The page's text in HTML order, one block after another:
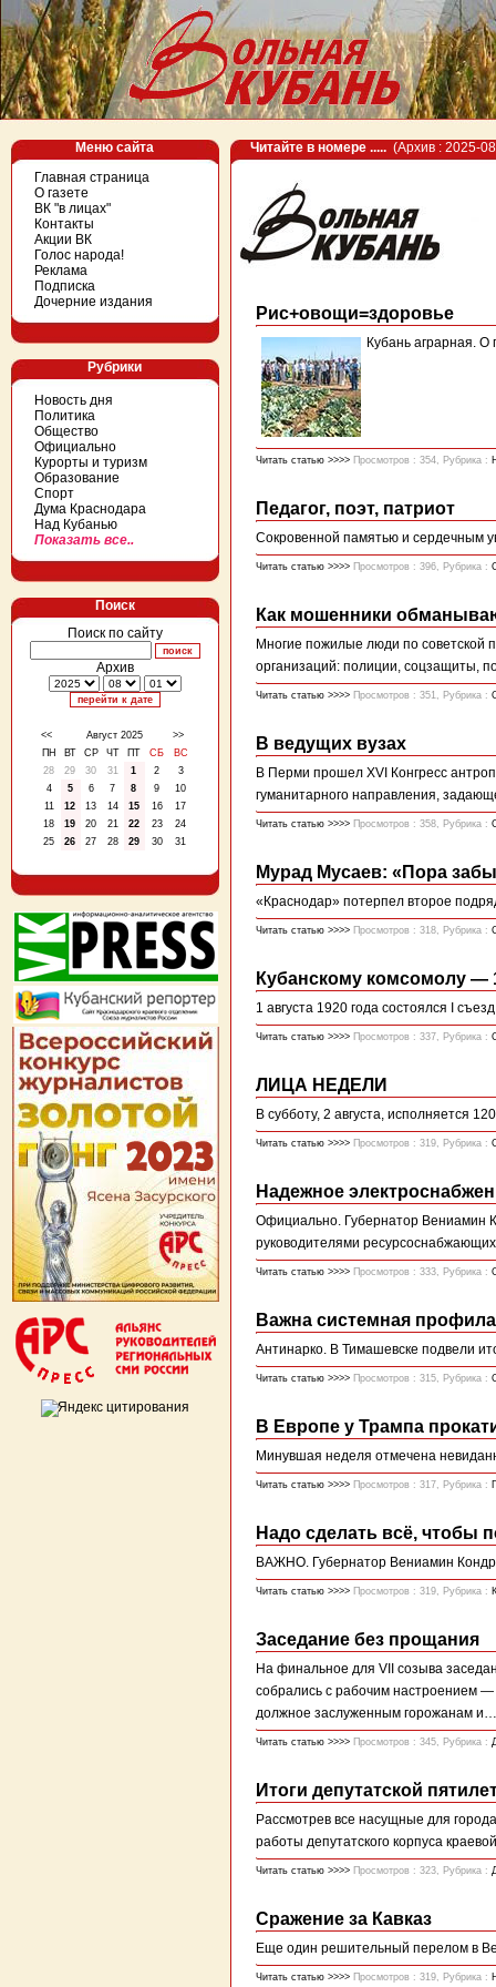
Меню сайта
Главная страница
О газете
ВК "в лицах"
Контакты
Акции ВК
Голос народа!
Реклама
Подписка
Дочерние издания
Рубрики
Новость дня
Политика
Общество
Официально
Курорты и туризм
Образование
Спорт
Дума Краснодара
Над Кубанью
Показать все..
Поиск
Поиск по сайту
Архив
<< Август 2025
>>
ПН
ВТ СР ЧТ ПТ СБ
ВС
28
29 30 31 1 2
3
4
5 6 7 8 9
10
11
12 13 14 15 16
17
18
19 20 21 22 23
24
25
26 27 28 29 30 31
Читайте в номере ..... (Архив : 2025-
Рис+овощи=здоровье
Кубань аграрная. О
Читать статью >>>> Просмотров : 354, Рубрика :
Педагог, поэт, патриот
Сокровенной памятью и сердечным
Читать статью >>>> Просмотров : 396, Рубрика :
Как мошенники
Многие пожилые люди по советской
организаций: полиции, соцзащиты,
Читать статью >>>> Просмотров : 351, Рубрика :
В ведущих вузах
В Перми прошел XVI Конгресс
гуманитарного направления,
Читать статью >>>> Просмотров : 358, Рубрика :
Мурад Мусаев: «Пора
«Краснодар» потерпел второе
Читать статью >>>> Просмотров : 318, Рубрика :
Кубанскому комсомолу —
1 августа 1920 года состоялся I
Читать статью >>>> Просмотров : 337, Рубрика :
ЛИЦА НЕДЕЛИ
В субботу, 2 августа, исполняется
Читать статью >>>> Просмотров : 319, Рубрика :
Надежное
Официально. Губернатор Вениамин
руководителями
Читать статью >>>> Просмотров : 333, Рубрика :
Важна системная
Антинарко. В Тимашевске подвели
Читать статью >>>> Просмотров : 315, Рубрика :
В Европе у Трампа
Минувшая неделя отмечена
Читать статью >>>> Просмотров : 317, Рубрика :
Надо сделать всё, чтобы
ВАЖНО. Губернатор Вениамин
Читать статью >>>> Просмотров : 319, Рубрика :
Заседание без прощания
На финальное для VII созыва
собрались с рабочим настроением
должное заслуженным горожанам
Читать статью >>>> Просмотров : 345, Рубрика :
Итоги депутатской
Рассмотрев все насущные для
работы депутатского корпуса
Читать статью >>>> Просмотров : 323, Рубрика :
Сражение за Кавказ
Еще один решительный перелом в
Читать статью >>>> Просмотров : 319, Рубрика :